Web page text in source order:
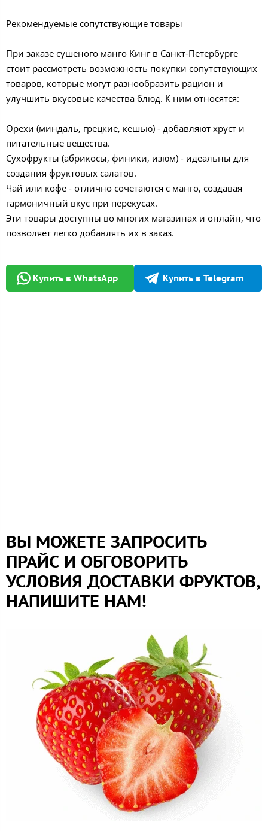
Рекомендуемые сопутствующие товары
При заказе сушеного манго Кинг в Санкт-Петербурге
стоит рассмотреть возможность покупки сопутствующих
товаров, которые могут разнообразить рацион и
улучшить вкусовые качества блюд. К ним относятся:
Орехи (миндаль, грецкие, кешью) - добавляют хруст и
питательные вещества.
Сухофрукты (абрикосы, финики, изюм) - идеальны для
создания фруктовых салатов.
Чай или кофе - отлично сочетаются с манго, создавая
гармоничный вкус при перекусах.
Эти товары доступны во многих магазинах и онлайн, что
позволяет легко добавлять их в заказ.
Купить в WhatsApp Купить в Telegram
ВЫ МОЖЕТЕ ЗАПРОСИТЬ
ПРАЙС И ОБГОВОРИТЬ
УСЛОВИЯ ДОСТАВКИ ФРУКТОВ,
НАПИШИТЕ НАМ!